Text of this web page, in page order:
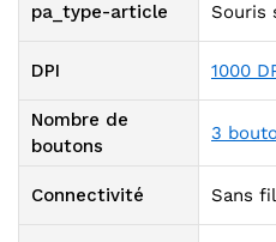
pa_type-article Souris
DPI 1000
Nombre de
boutons
3
Connectivité Sans